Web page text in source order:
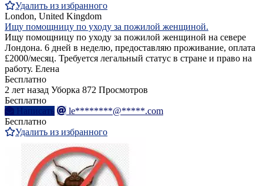
Удалить из избранного
London, United Kingdom
Ищу помощницу по уходу за пожилой женщиной.
Ищу помощницу по уходу за пожилой женщиной на севере
Лондона. 6 дней в неделю, предоставляю проживание, оплата
£2000/месяц. Требуется легальный статус в стране и право на
работу. Елена
Бесплатно
2 лет назад Уборка 872 Просмотров
Бесплатно
Написать
le********@*****.com
Бесплатно
Удалить из избранного